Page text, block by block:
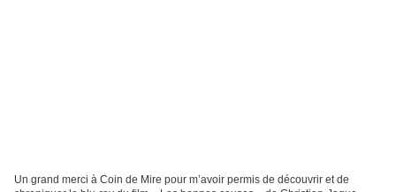
Un grand merci à Coin de Mire pour m’avoir permis de découvrir et de